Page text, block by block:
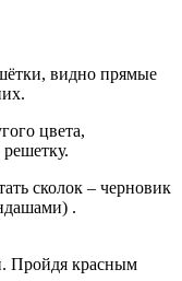
видно прямые
цвета,
сколок – черновик
.
Пройдя красным